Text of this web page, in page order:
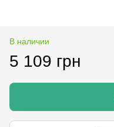
В наличии
5 109 грн